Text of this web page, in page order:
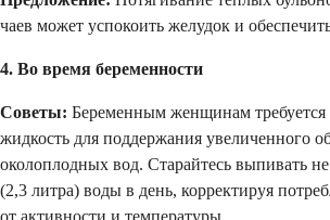
чаев может успокоить желудок и
4. Во время беременности
Советы: Беременным женщинам требуется
жидкость для поддержания увеличенного
околоплодных вод. Старайтесь выпивать
(2,3 литра) воды в день, корректируя
от активности и температуры.